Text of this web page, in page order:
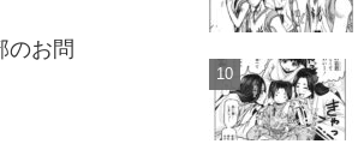
のお問